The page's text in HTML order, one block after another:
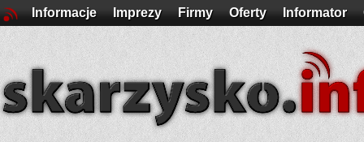
Informacje Imprezy Firmy Oferty Informator